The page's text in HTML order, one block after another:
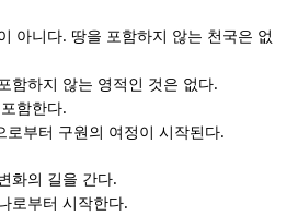
아니다. 땅을 포함하지 않는 천국은 없
함하지 않는 영적인 것은 없다.
함한다.
로부터 구원의 여정이 시작된다.
화의 길을 간다.
로부터 시작한다.